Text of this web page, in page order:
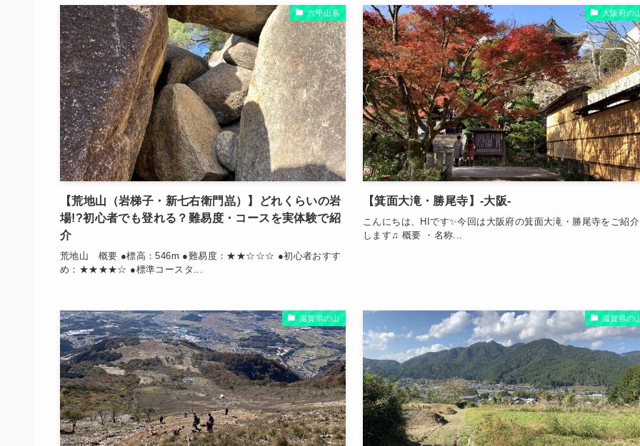
六甲山系
【荒地山（岩梯子・新七右衛門嵓）】どれくらいの岩
場!?初心者でも登れる？難易度・コースを実体験で紹
介
荒地山 概要 ●標高：546m ●難易度：★★☆☆☆ ●初心者おすす
め：★★★★☆ ●標準コースタ...
大阪府の
【箕面大滝・勝尾寺】-大阪-
こんにちは、HIです✨今回は大阪府の箕面大滝・勝尾寺をご紹介
します♫ 概要 ・名称...
滋賀県の山 滋賀県の